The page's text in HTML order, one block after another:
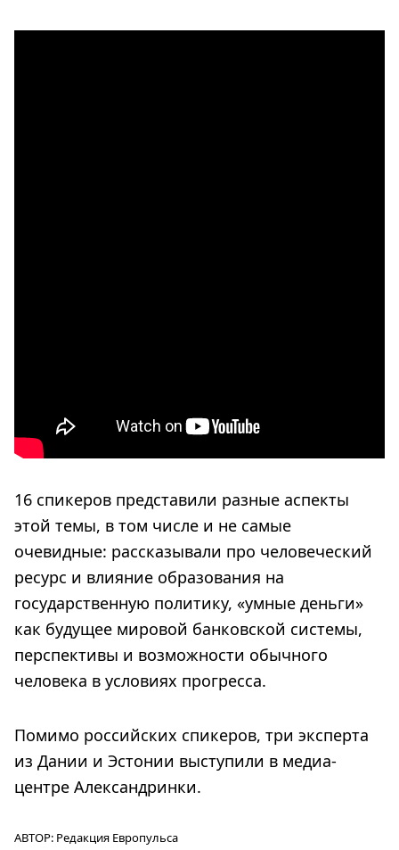
16 спикеров представили разные аспекты
этой темы, в том числе и не самые
очевидные: рассказывали про человеческий
ресурс и влияние образования на
государственную политику, «умные деньги»
как будущее мировой банковской системы,
перспективы и возможности обычного
человека в условиях прогресса.
Помимо российских спикеров, три эксперта
из Дании и Эстонии выступили в медиа-
центре Александринки.
АВТОР: Редакция Европульса